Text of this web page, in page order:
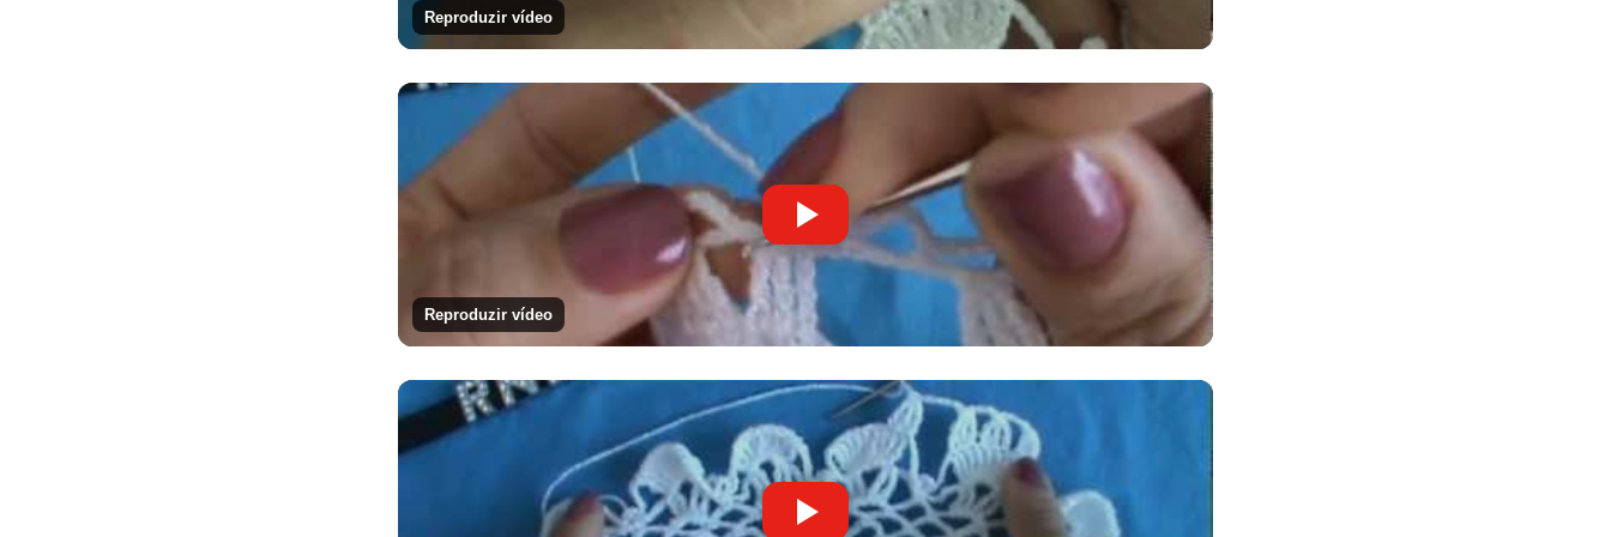
Reproduzir vídeo
Reproduzir vídeo